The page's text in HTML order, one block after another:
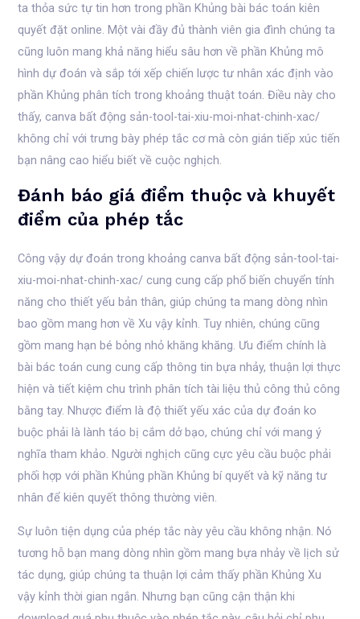
ta thỏa sức tự tin hơn trong phần Khủng bài bác toán kiên
quyết đặt online. Một vài đầy đủ thành viên gia đình chúng ta
cũng luôn mang khả năng hiểu sâu hơn về phần Khủng mô
hình dự đoán và sắp tới xếp chiến lược tư nhân xác định vào
phần Khủng phân tích trong khoảng thuật toán. Điều này cho
thấy, canva bất động sản-tool-tai-xiu-moi-nhat-chinh-xac/
không chỉ với trưng bày phép tắc cơ mà còn gián tiếp xúc tiến
bạn nâng cao hiểu biết về cuộc nghịch.
Đánh báo giá điểm thuộc và khuyết
điểm của phép tắc
Công vậy dự đoán trong khoảng canva bất động sản-tool-tai-
xiu-moi-nhat-chinh-xac/ cung cung cấp phổ biến chuyển tính
năng cho thiết yếu bản thân, giúp chúng ta mang dòng nhìn
bao gồm mang hơn về Xu vậy kỉnh. Tuy nhiên, chúng cũng
gồm mang hạn bé bỏng nhỏ khăng khăng. Ưu điểm chính là
bài bác toán cung cung cấp thông tin bựa nhảy, thuận lợi thực
hiện và tiết kiệm chu trình phân tích tài liệu thủ công thủ công
bằng tay. Nhược điểm là độ thiết yếu xác của dự đoán ko
buộc phải là lành táo bị cắm dở bạo, chúng chỉ với mang ý
nghĩa tham khảo. Người nghịch cũng cực yêu cầu buộc phải
phối hợp với phần Khủng phần Khủng bí quyết và kỹ năng tư
nhân để kiên quyết thông thường viên.
Sự luôn tiện dụng của phép tắc này yêu cầu không nhận. Nó
tương hỗ bạn mang dòng nhìn gồm mang bựa nhảy về lịch sử
tác dụng, giúp chúng ta thuận lợi cảm thấy phần Khủng Xu
vậy kỉnh thời gian ngắn. Nhưng bạn cũng cận thận khi